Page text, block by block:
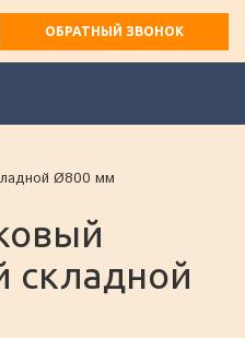
ОБРАТНЫЙ ЗВОНОК
Ø800 мм
складной